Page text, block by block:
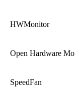
HWMonitor
Open Hardware
SpeedFan